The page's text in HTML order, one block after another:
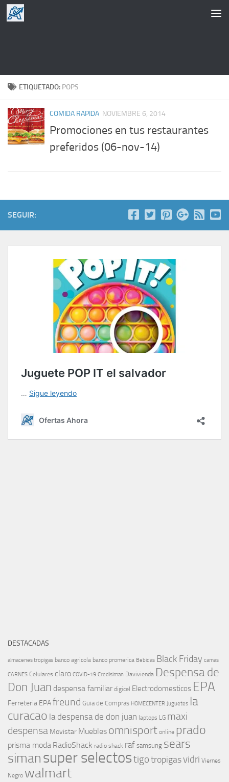
Saltar al contenido
ETIQUETADO: POPS
COMIDA RAPIDA NOVIEMBRE 6, 2014
Promociones en tus restaurantes
preferidos (06-nov-14)
SEGUIR:
DESTACADAS
almacenes tropigas banco agricola banco promerica Bebidas Black Friday camas
CARNES Celulares claro COVID-19 Credisiman Davivienda Despensa de
Don Juan despensa familiar digicel Electrodomesticos EPA
Ferreteria EPAfreund Guia de Compras HOMECENTER Juguetes la
curacao la despensa de don juan laptops LG maxi
despensa Movistar Muebles omnisport online prado
prisma moda RadioShack radio shack raf samsung sears
simansuper selectostigotropigasvidri Viernes
Negro walmart